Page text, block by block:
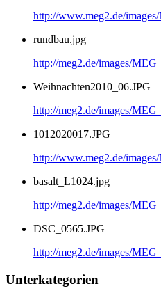
http://www.meg2.de/
rundbau.jpg
http://meg2.de/images/
Weihnachten2010_06.JPG
http://meg2.de/images/
1012020017.JPG
http://www.meg2.de/
basalt_L1024.jpg
http://meg2.de/images/
DSC_0565.JPG
http://meg2.de/images/
Unterkategorien